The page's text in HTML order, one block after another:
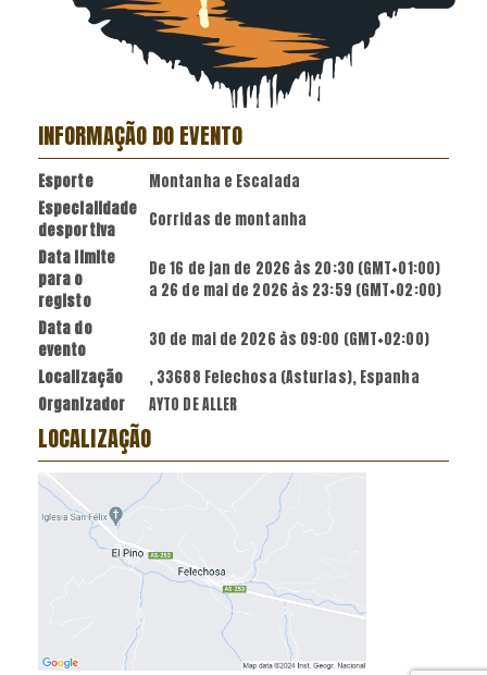
INFORMAÇÃO DO EVENTO
Esporte
Montanha e Escalada
Especialidade
desportiva
Corridas de montanha
Data limite
para o
registo
De16 de jan de 2026 às 20:30 (GMT+01:00)
a 26 de mai de 2026 às 23:59 (GMT+02:00)
Data do
evento
30 de mai de 2026 às 09:00 (GMT+02:00)
Localização
, 33688 Felechosa (Asturias), Espanha
Organizador
AYTO DE ALLER
LOCALIZAÇÃO